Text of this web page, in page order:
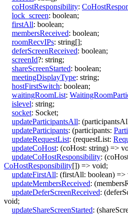
coHostResponsibility:
lock_screen: boolean;
firstAll: boolean;
membersReceived: boolean;
roomRecvIPs: string[];
deferScreenReceived: boolean;
screenId?: string;
shareScreenStarted: boolean;
meetingDisplayType: string;
hostFirstSwitch: boolean;
waitingRoomList:
islevel: string;
socket: Socket;
updateParticipantsAll: (
updateParticipants: (participants:
updateRequestList: (requestList:
updateCoHost: (coHost: string) =>
updateCoHostResponsibility: (
CoHostResponsibility[]) => void;
updateFirstAll: (firstAll: boolean) =>
updateMembersReceived: (
updateDeferScreenReceived: (
void;
updateShareScreenStarted: (